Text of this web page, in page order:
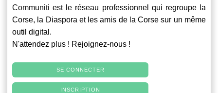
Communiti est le réseau professionnel qui regroupe la
Corse, la Diaspora et les amis de la Corse sur un même
outil digital.
N'attendez plus ! Rejoignez-nous !
SE CONNECTER
INSCRIPTION